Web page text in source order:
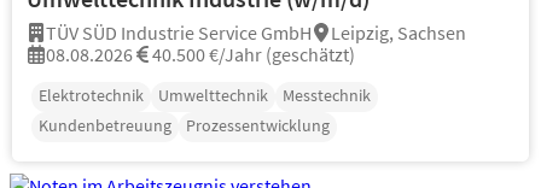
TÜV SÜD Industrie Service GmbH
Leipzig, Sachsen
08.08.2026
40.500 €/Jahr (geschätzt)
Elektrotechnik Umwelttechnik
Messtechnik
Kundenbetreuung
Prozessentwicklung